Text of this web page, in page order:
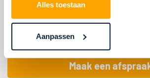
Alles toestaan
Aanpassen
vakkundige stoffeerders. Wij zorgen dat alles
van oriëntatie tot en met leggen of
Maak een